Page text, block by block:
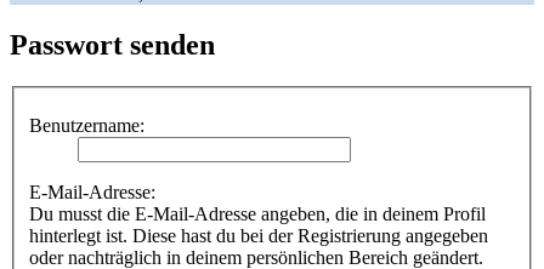
Passwort senden
Benutzername:
E-Mail-Adresse:
Du musst die E-Mail-Adresse angeben, die in deinem Profil
hinterlegt ist. Diese hast du bei der Registrierung angegeben
oder nachträglich in deinem persönlichen Bereich geändert.